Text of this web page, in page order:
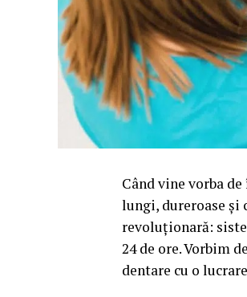
Când vine vorba
lungi, dureroase și
revoluționară:
24 de ore. Vorbim
dentare cu o